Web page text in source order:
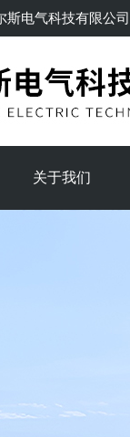
斯电气科技有限公司
关于我们